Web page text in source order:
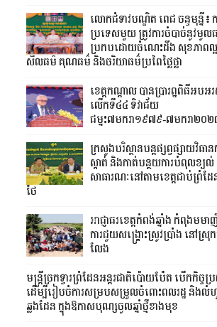
លោកជំទាវបណ្ឌិត ពេជ ចន្ទមុន្នី៖
ប្រទេសមួយ ត្រូវការចំបាច់នូវមូ
ប្រកបដោយចំណេះដឹង សុខភាពល្
សីលធម៌ គុណធម៌ និងចរិយាធម៌ប្រពៃថ្លៃថ្លា
ខេត្តកណ្តាល បានប្រារព្ឋពិធីអបអ
លើកទី៤៤ ទិវាជ័យ
ជម្នះ៧មករា១៩៧៩-៧មករា២០
ក្រសួងបរិស្ថានបន្តផ្សព្វផ្សាយវិធា
ស្កាត់ និងកាត់បន្ថយការបំពុលខ្យល់
សាធារណៈនៅតាមខេត្តជាប់ព្រំដែ
ថៃ
អាជ្ញាធរខេត្តកំពង់ឆ្នាំង កំពុងមមា
ការជួយសង្គ្រោះស្រូវប្រាំង នៅស្រុ
លែង
មន្រ្តីច្រកទ្វារព្រំដែនអន្តរជាតិប៉ោយប៉ែត បើកកិច្ចប្
ដើម្បីរៀបចំការសម្របសម្រួលចំពោះពលរដ្ឋ និងលំ
ឆ្លងដែន ក្នុងឱកាសបុណ្សចូលឆ្នាំថ្មីខាងមុខ